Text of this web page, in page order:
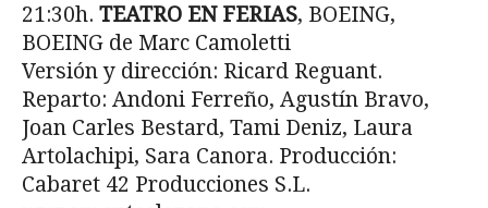
21:30h. TEATRO EN FERIAS, BOEING,
BOEING de Marc Camoletti
Versión y dirección: Ricard Reguant.
Reparto: Andoni Ferreño, Agustín Bravo,
Joan Carles Bestard, Tami Deniz, Laura
Artolachipi, Sara Canora. Producción:
Cabaret 42 Producciones S.L.